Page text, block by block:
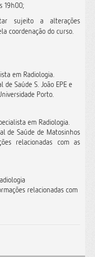
19h00;
sujeito a alterações
coordenação do curso.
em Radiologia.
Saúde S. João EPE e
Porto.
em Radiologia.
de Saúde de Matosinhos
relacionadas com as
relacionadas com